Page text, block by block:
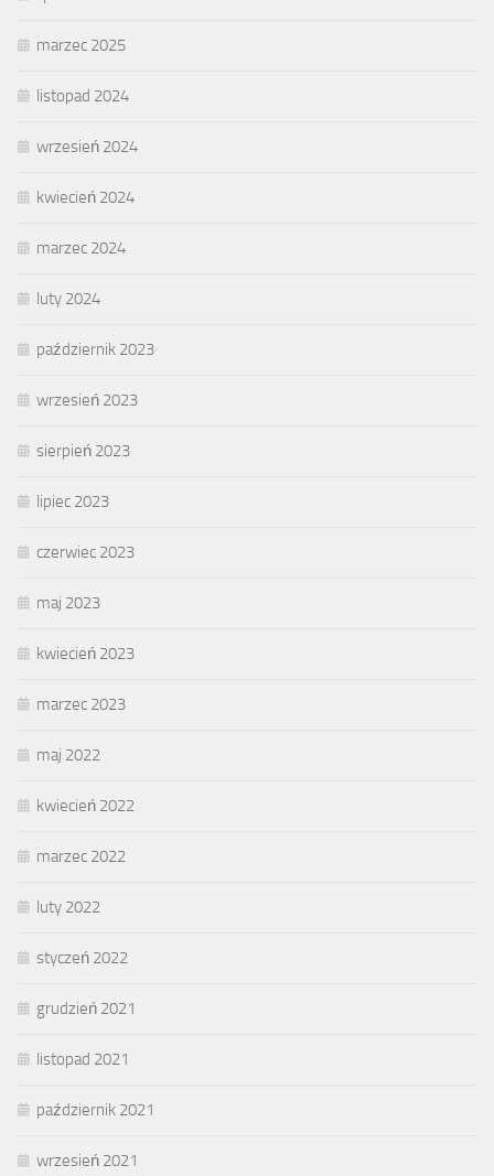
marzec 2025
listopad 2024
wrzesień 2024
kwiecień 2024
marzec 2024
luty 2024
październik 2023
wrzesień 2023
sierpień 2023
lipiec 2023
czerwiec 2023
maj 2023
kwiecień 2023
marzec 2023
maj 2022
kwiecień 2022
marzec 2022
luty 2022
styczeń 2022
grudzień 2021
listopad 2021
październik 2021
wrzesień 2021